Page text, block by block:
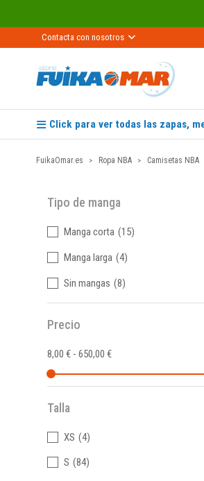
Contacta con nosotros
Click para ver todas las zapas,
FuikaOmar.es Ropa NBA Camisetas NBA
Tipo de manga
Manga corta (15)
Manga larga (4)
Sin mangas (8)
Precio
8,00 € - 650,00 €
Talla
XS (4)
S (84)